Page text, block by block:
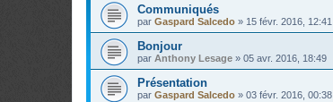
Communiqués
par Gaspard Salcedo » 15 févr. 2016, 12:41
Bonjour
par Anthony Lesage » 05 avr. 2016, 18:49
Présentation
par Gaspard Salcedo » 03 févr. 2016, 00:38